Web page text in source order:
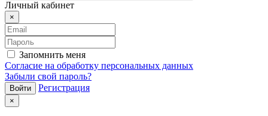
Личный кабинет
×
Запомнить меня
Согласие на обработку персональных данных
Забыли свой пароль?
Регистрация
×